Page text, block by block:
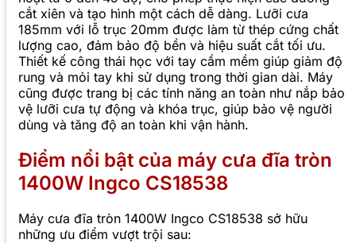
cắt xiên và tạo hình một cách dễ dàng. Lưỡi cưa
185mm với lỗ trục 20mm được làm từ thép cứng chất
lượng cao, đảm bảo độ bền và hiệu suất cắt tối ưu.
Thiết kế công thái học với tay cầm mềm giúp giảm độ
rung và mỏi tay khi sử dụng trong thời gian dài. Máy
cũng được trang bị các tính năng an toàn như nắp bảo
vệ lưỡi cưa tự động và khóa trục, giúp bảo vệ người
dùng và tăng độ an toàn khi vận hành.
Điểm nổi bật của máy cưa đĩa tròn
1400W Ingco CS18538
Máy cưa đĩa tròn 1400W Ingco CS18538 sở hữu
những ưu điểm vượt trội sau: